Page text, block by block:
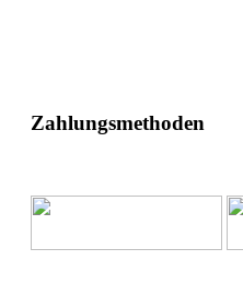
Zahlungsmethoden